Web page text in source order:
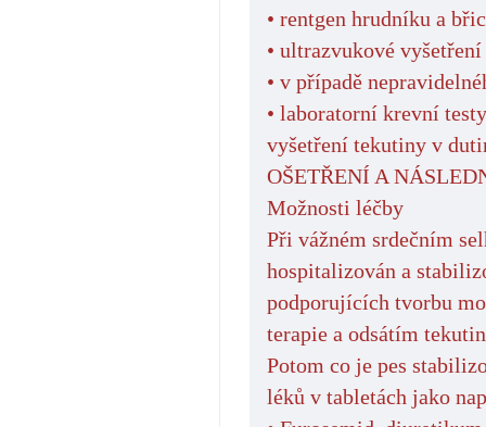
• rentgen hrudníku a
• ultrazvukové vyšetření
• v případě
• laboratorní krevní
vyšetření tekutiny v
OŠETŘENÍ A
Možnosti léčby
Při vážném srdečním
hospitalizován a
podporujících tvorbu
terapie a odsátím
Potom co je pes
léků v tabletách jako